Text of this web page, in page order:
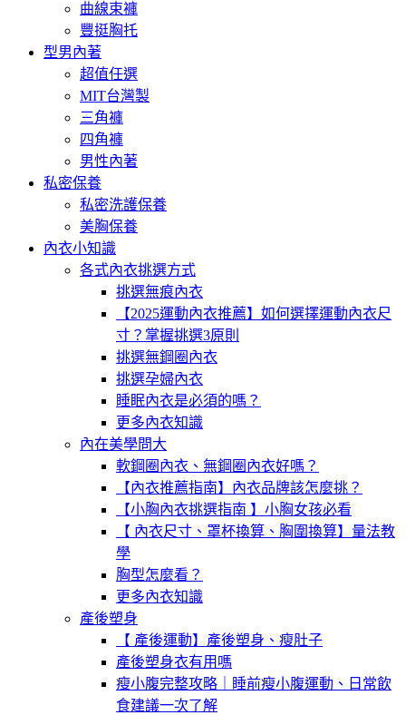
曲線束褲
豐挺胸托
型男內著
超值任選
MIT台灣製
三角褲
四角褲
男性內著
私密保養
私密洗護保養
美胸保養
內衣小知識
各式內衣挑選方式
挑選無痕內衣
【2025運動內衣推薦】如何選擇運動內衣尺
寸？掌握挑選3原則
挑選無鋼圈內衣
挑選孕婦內衣
睡眠內衣是必須的嗎？
更多內衣知識
內在美學問大
軟鋼圈內衣、無鋼圈內衣好嗎？
【內衣推薦指南】內衣品牌該怎麼挑？
【小胸內衣挑選指南 】小胸女孩必看
【 內衣尺寸、罩杯換算、胸圍換算】量法教
學
胸型怎麼看？
更多內衣知識
產後塑身
【 產後運動】產後塑身、瘦肚子
產後塑身衣有用嗎
瘦小腹完整攻略｜睡前瘦小腹運動、日常飲
食建議一次了解